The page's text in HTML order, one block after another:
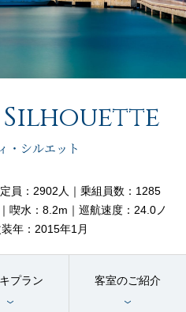
・シルエット
員：2902人｜乗組員数：1285
喫水：8.2m｜巡航速度：24.0ノ
年：2015年1月
プラン 客室のご紹介